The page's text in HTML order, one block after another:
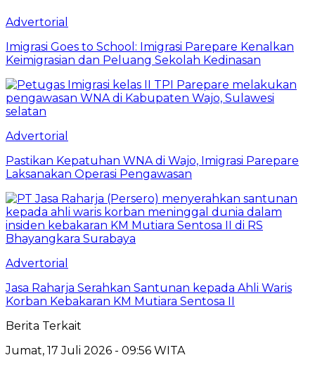
Advertorial
Imigrasi Goes to School: Imigrasi Parepare Kenalkan
Keimigrasian dan Peluang Sekolah Kedinasan
Advertorial
Pastikan Kepatuhan WNA di Wajo, Imigrasi Parepare
Laksanakan Operasi Pengawasan
Advertorial
Jasa Raharja Serahkan Santunan kepada Ahli Waris
Korban Kebakaran KM Mutiara Sentosa II
Berita Terkait
Jumat, 17 Juli 2026 - 09:56 WITA